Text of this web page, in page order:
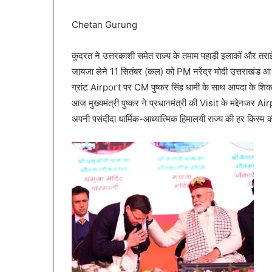
Chetan Gurung
कुदरत ने उत्तरकाशी समेत राज्य के तमाम पहाड़ी इलाकों और
जायजा लेने 11 सितंबर (कल) को PM नरेंद्र मोदी
ग्रांट Airport पर CM पुष्कर सिंह धामी के साथ आपदा के
आज मुख्यमंत्री पुष्कर ने प्रधानमंत्री की Visit के मद्देनजर
अपनी पसंदीदा धार्मिक-आध्यात्मिक हिमालयी राज्य की हर